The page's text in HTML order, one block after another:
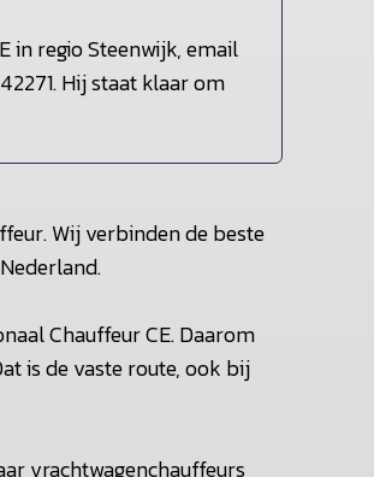
in regio Steenwijk, email
Hij staat klaar om
Wij verbinden de beste
Chauffeur CE. Daarom
is de vaste route, ook bij
vrachtwagenchauffeurs